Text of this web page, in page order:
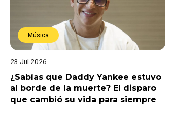
Música
23 Jul 2026
¿Sabías que Daddy Yankee estuvo
al borde de la muerte? El disparo
que cambió su vida para siempre